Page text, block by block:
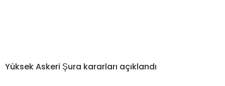
Yüksek Askeri Şura kararları açıklandı